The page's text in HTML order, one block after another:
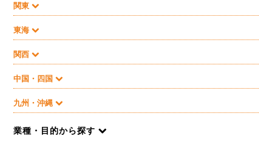
関東
東海
関西
中国・四国
九州・沖縄
業種・目的から探す